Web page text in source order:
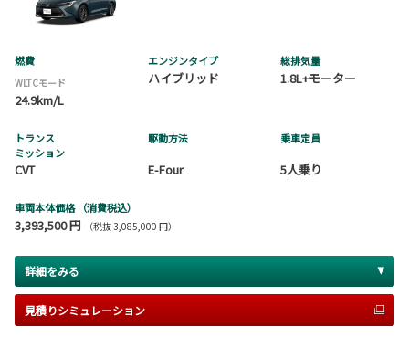
燃費
WLTCモード
24.9km/L
エンジンタイプ
ハイブリッド
総排気量
1.8L+モーター
トランス
ミッション
CVT
駆動方法
E-Four
乗車定員
5人乗り
車両本体価格 （消費税込）
3,393,500 円 （税抜 3,085,000 円）
詳細をみる
見積りシミュレーション